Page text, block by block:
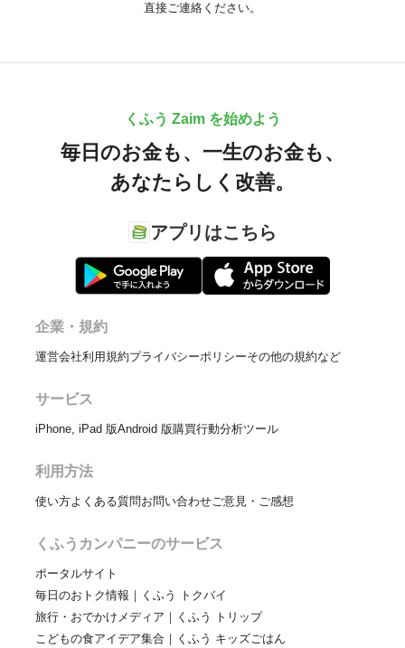
直接ご連絡ください。
くふう Zaim を始めよう
毎日のお金も、 一生のお金も、
あなたらしく改善。
アプリはこちら
企業・規約
運営会社利用規約プライバシーポリシーその他の規約など
サービス
iPhone, iPad 版Android 版購買行動分析ツール
利用方法
使い方よくある質問お問い合わせご意見・ご感想
くふうカンパニーのサービス
ポータルサイト
毎日のおトク情報｜くふう トクバイ
旅行・おでかけメディア｜くふう トリップ
こどもの食アイデア集合｜くふう キッズごはん